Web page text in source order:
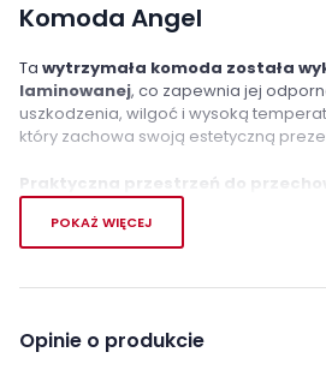
Komoda Angel
Ta wytrzymała komoda została
laminowanej, co zapewnia jej
uszkodzenia, wilgoć i wysoką
który zachowa swoją estetyczną
Praktyczna przestrzeń do
podzielona natrzy pojemne szuflady
za frontami wnęki
na uporządkowanie różnorodnych
POKAŻ WIĘCEJ
Opinie o produkcie